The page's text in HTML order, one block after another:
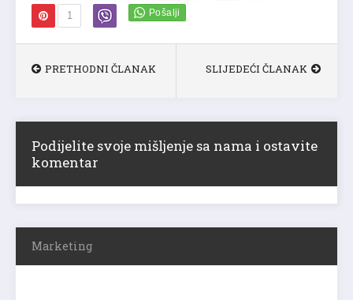
1
PRETHODNI ČLANAK SLIJEDEĆI ČLANAK
Podijelite svoje mišljenje sa nama i ostavite
komentar
Marketing